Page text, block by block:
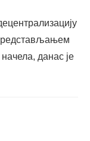
данас је